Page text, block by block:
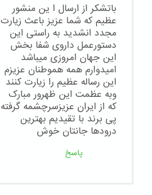
باتشکر از ارسال ا ین منشور
عظیم که شما عزیز باعث زیارت
مجدد انشدید به راستی این
دستورعمل داروی شفا بخش
این جهان امروزی میباشد
امیدوارم همه هموطنان عزیزم
این رساله عظیم را زیارت کنند
وبه عظمت این ظهرور مبارک
که از ایران عزیزسرچشمه گرفته
پی برند با تقیدیم بهترین
درودها جانتان خوش
پاسخ